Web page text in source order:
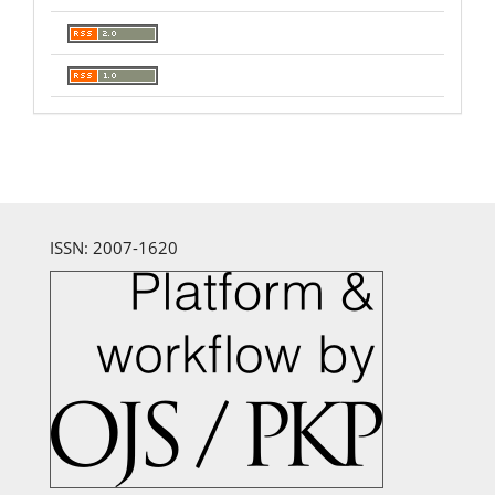
ISSN: 2007-1620